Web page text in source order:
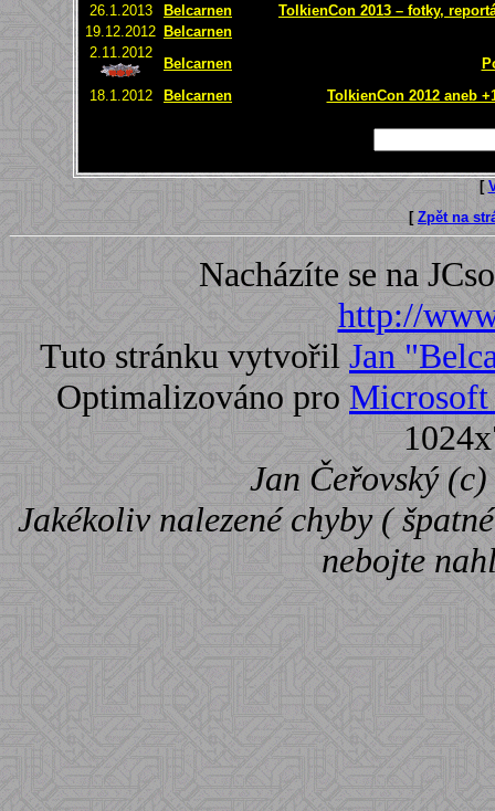
26.1.2013
Belcarnen
TolkienCon 2013 – fotky,
19.12.2012 Belcarnen
2.11.2012
Belcarnen
18.1.2012
Belcarnen TolkienCon 2012 aneb
[
[ Zpět na
Nacházíte se na
http://
Tuto stránku vytvořil Jan
Optimalizováno pro
Jan Čeřovský
Jakékoliv nalezené chyby (
nebojte